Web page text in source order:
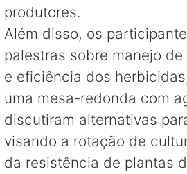
produtores.
Além disso, os
palestras sobre manejo
e eficiência dos
uma mesa-redonda com
discutiram alternativas
visando a rotação de
da resistência de plantas